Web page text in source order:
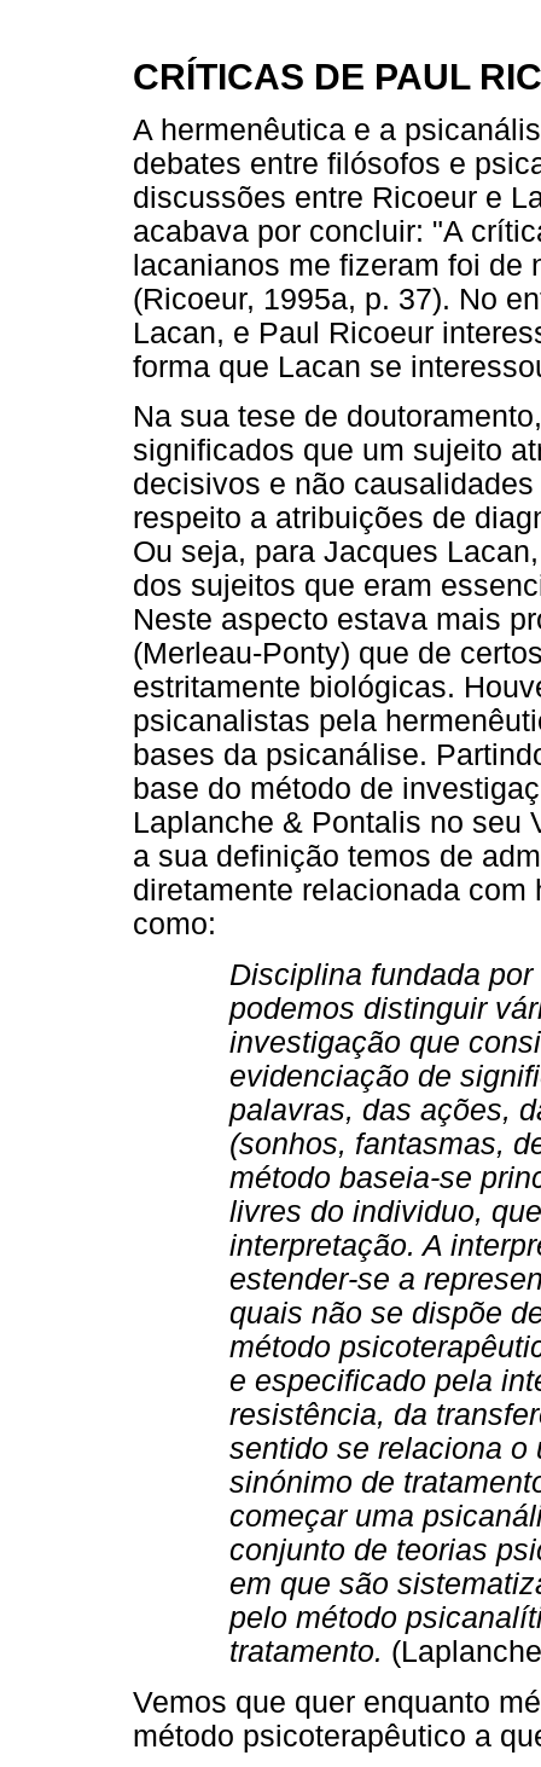
CRÍTICAS DE PAUL
A hermenêutica e a
debates entre filósofos e
discussões entre Ricoeur e
acabava por concluir: "A
lacanianos me fizeram foi
(Ricoeur, 1995a, p. 37). No
Lacan, e Paul Ricoeur
forma que Lacan se
Na sua tese de
significados que um sujeito
decisivos e não
respeito a atribuições de
Ou seja, para Jacques
dos sujeitos que eram
Neste aspecto estava mais
(Merleau-Ponty) que de
estritamente biológicas.
psicanalistas pela
bases da psicanálise.
base do método de
Laplanche & Pontalis no seu
a sua definição temos de
diretamente relacionada
como:
Disciplina fundada
podemos distinguir
investigação que
evidenciação de
palavras, das ações,
(sonhos, fantasmas,
método baseia-se
livres do individuo,
interpretação. A
estender-se a
quais não se dispõe
método
e especificado pela
resistência, da
sentido se relaciona
sinónimo de
começar uma
conjunto de teorias
em que são
pelo método
tratamento.
Vemos que quer enquanto
método psicoterapêutico a